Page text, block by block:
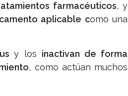
farmacéuticos, y
aplicable como una
y los inactivan de forma
, como actúan muchos